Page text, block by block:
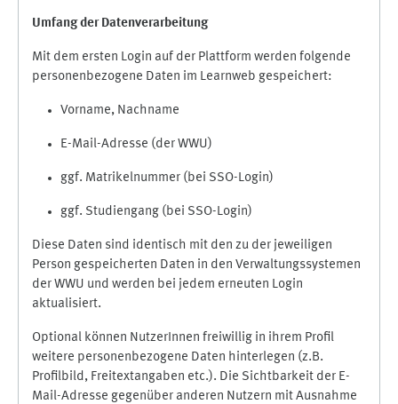
Umfang der Datenverarbeitung
Mit dem ersten Login auf der Plattform werden folgende
personenbezogene Daten im Learnweb gespeichert:
Vorname, Nachname
E-Mail-Adresse (der WWU)
ggf. Matrikelnummer (bei SSO-Login)
ggf. Studiengang (bei SSO-Login)
Diese Daten sind identisch mit den zu der jeweiligen
Person gespeicherten Daten in den Verwaltungssystemen
der WWU und werden bei jedem erneuten Login
aktualisiert.
Optional können NutzerInnen freiwillig in ihrem Profil
weitere personenbezogene Daten hinterlegen (z.B.
Profilbild, Freitextangaben etc.). Die Sichtbarkeit der E-
Mail-Adresse gegenüber anderen Nutzern mit Ausnahme